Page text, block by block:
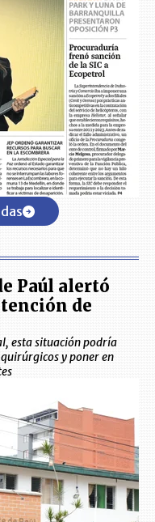
Paúl alertó
de
esta situación podría
y poner en